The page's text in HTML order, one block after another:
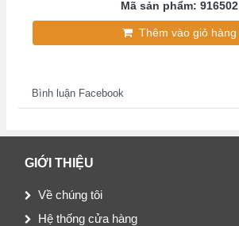
Mã sản phẩm: 916502
Thêm vào giỏ hàng
Bình luận Facebook
GIỚI THIỆU
Về chúng tôi
Hệ thống cửa hàng